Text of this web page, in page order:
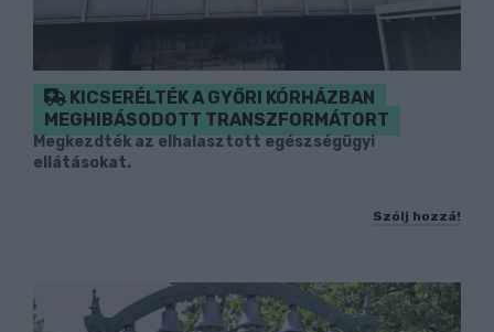
KICSERÉLTÉK A GYŐRI KÓRHÁZBAN
MEGHIBÁSODOTT TRANSZFORMÁTORT
Megkezdték az elhalasztott egészségügyi
ellátásokat.
Szólj hozzá!